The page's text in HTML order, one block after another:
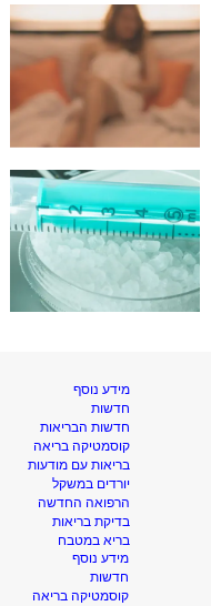
מידע נוסף
חדשות
חדשות הבריאות
קוסמטיקה בריאה
בריאות עם מודעות
יורדים במשקל
הרפואה החדשה
בדיקת בריאות
בריא במטבח
מידע נוסף
חדשות
קוסמטיקה בריאה